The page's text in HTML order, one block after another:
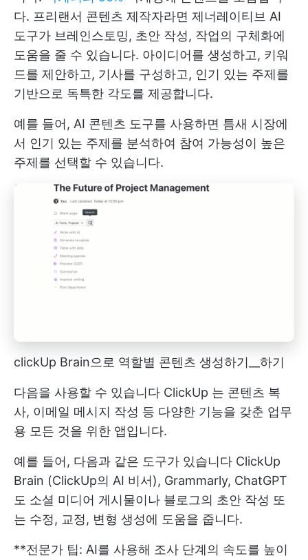
다. 프리랜서 콘텐츠 제작자라면 제너레이티브 AI
도구가 브레인스토밍, 초안 작성, 작업의 구체화에
도움을 줄 수 있습니다. 아이디어를 생성하고, 키워
드를 제안하고, 기사를 구성하고, 인기 있는 주제를
기반으로 독특한 각도를 제공합니다.
예를 들어, AI 콘텐츠 도구를 사용하면 틈새 시장에
서 인기 있는 주제를 분석하여 참여 가능성이 높은
주제를 선택할 수 있습니다.
clickUp Brain으로 역할별 콘텐츠 생성하기__하기
다음을 사용할 수 있습니다 ClickUp 는 콘텐츠 복
사, 이메일 메시지 작성 등 다양한 기능을 갖춘 업무
용 모든 것을 위한 앱입니다.
예를 들어, 다음과 같은 도구가 있습니다 ClickUp
Brain (ClickUp의 AI 비서), Grammarly, ChatGPT
도 소셜 미디어 게시물이나 블로그의 초안 작성 또
는 수정, 교정, 변형 생성에 도움을 줍니다.
**전문가 팁: AI를 사용해 조사 단계의 속도를 높이